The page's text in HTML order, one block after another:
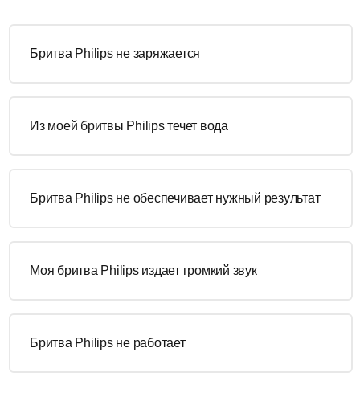
Бритва Philips не заряжается
Из моей бритвы Philips течет вода
Бритва Philips не обеспечивает нужный результат
Моя бритва Philips издает громкий звук
Бритва Philips не работает